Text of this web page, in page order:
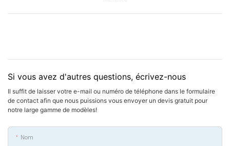
Si vous avez d'autres questions, écrivez-nous
Il suffit de laisser votre e-mail ou numéro de téléphone dans le formulaire
de contact afin que nous puissions vous envoyer un devis gratuit pour
notre large gamme de modèles!
Nom